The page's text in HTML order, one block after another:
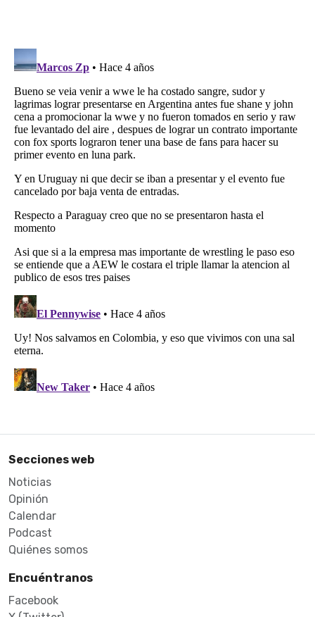
Secciones web
Noticias
Opinión
Calendar
Podcast
Quiénes somos
Encuéntranos
Facebook